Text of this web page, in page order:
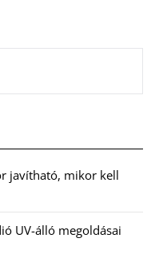
javítható, mikor kell
UV-álló megoldásai